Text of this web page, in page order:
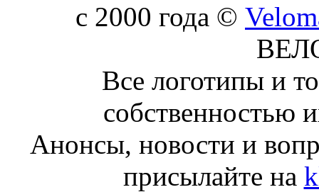
c 2000 года ©
Все логотипы и
собственностью
Анонсы, новости и
присылайте на